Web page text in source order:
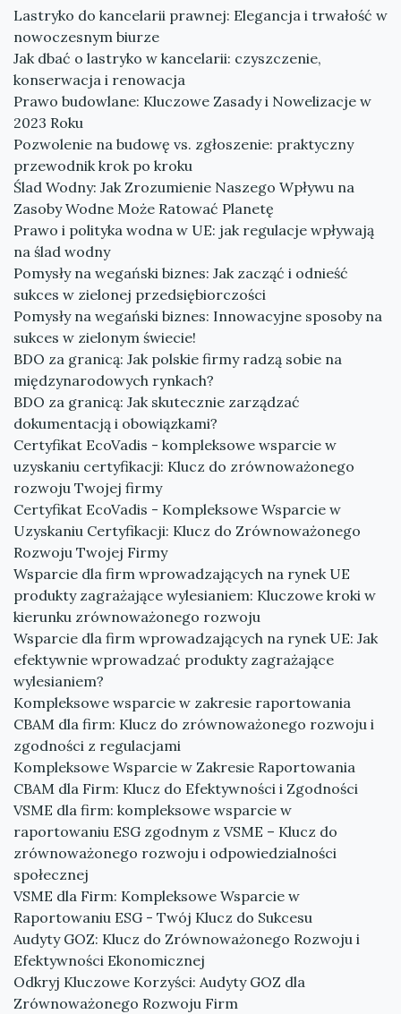
Lastryko do kancelarii prawnej: Elegancja i trwałość w
nowoczesnym biurze
Jak dbać o lastryko w kancelarii: czyszczenie,
konserwacja i renowacja
Prawo budowlane: Kluczowe Zasady i Nowelizacje w
2023 Roku
Pozwolenie na budowę vs. zgłoszenie: praktyczny
przewodnik krok po kroku
Ślad Wodny: Jak Zrozumienie Naszego Wpływu na
Zasoby Wodne Może Ratować Planetę
Prawo i polityka wodna w UE: jak regulacje wpływają
na ślad wodny
Pomysły na wegański biznes: Jak zacząć i odnieść
sukces w zielonej przedsiębiorczości
Pomysły na wegański biznes: Innowacyjne sposoby na
sukces w zielonym świecie!
BDO za granicą: Jak polskie firmy radzą sobie na
międzynarodowych rynkach?
BDO za granicą: Jak skutecznie zarządzać
dokumentacją i obowiązkami?
Certyfikat EcoVadis - kompleksowe wsparcie w
uzyskaniu certyfikacji: Klucz do zrównoważonego
rozwoju Twojej firmy
Certyfikat EcoVadis - Kompleksowe Wsparcie w
Uzyskaniu Certyfikacji: Klucz do Zrównoważonego
Rozwoju Twojej Firmy
Wsparcie dla firm wprowadzających na rynek UE
produkty zagrażające wylesianiem: Kluczowe kroki w
kierunku zrównoważonego rozwoju
Wsparcie dla firm wprowadzających na rynek UE: Jak
efektywnie wprowadzać produkty zagrażające
wylesianiem?
Kompleksowe wsparcie w zakresie raportowania
CBAM dla firm: Klucz do zrównoważonego rozwoju i
zgodności z regulacjami
Kompleksowe Wsparcie w Zakresie Raportowania
CBAM dla Firm: Klucz do Efektywności i Zgodności
VSME dla firm: kompleksowe wsparcie w
raportowaniu ESG zgodnym z VSME – Klucz do
zrównoważonego rozwoju i odpowiedzialności
społecznej
VSME dla Firm: Kompleksowe Wsparcie w
Raportowaniu ESG - Twój Klucz do Sukcesu
Audyty GOZ: Klucz do Zrównoważonego Rozwoju i
Efektywności Ekonomicznej
Odkryj Kluczowe Korzyści: Audyty GOZ dla
Zrównoważonego Rozwoju Firm